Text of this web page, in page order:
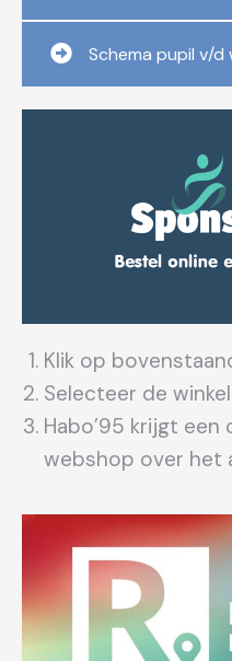
Schema pupil v/d
Klik op
Selecteer de
Habo’95 krijgt
webshop over het